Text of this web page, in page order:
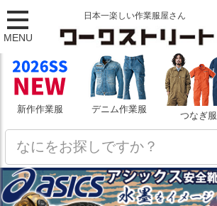
MENU
日本一楽しい作業服屋さん
新作作業服 デニム作業服
つなぎ服